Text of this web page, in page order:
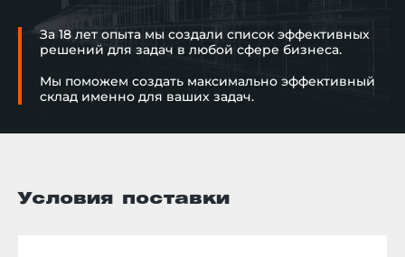
За 18 лет опыта мы создали список эффективных
решений для задач в любой сфере бизнеса.
Мы поможем создать максимально эффективный
склад именно для ваших задач.
Условия поставки